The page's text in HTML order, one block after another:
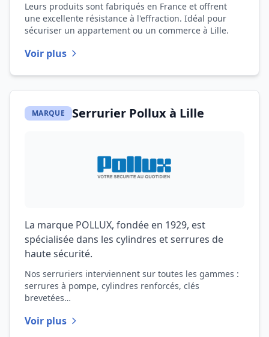
Leurs produits sont fabriqués en France et offrent
une excellente résistance à l'effraction. Idéal pour
sécuriser un appartement ou un commerce à Lille.
Voir plus
MARQUE Serrurier Pollux à Lille
La marque POLLUX, fondée en 1929, est
spécialisée dans les cylindres et serrures de
haute sécurité.
Nos serruriers interviennent sur toutes les gammes :
serrures à pompe, cylindres renforcés, clés
brevetées…
Voir plus